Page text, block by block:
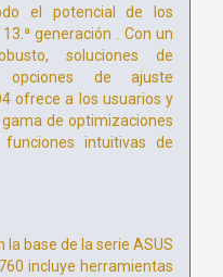
el potencial de los
generación . Con un
soluciones de
opciones de ajuste
ofrece a los usuarios y
de optimizaciones
intuitivas de
base de la serie ASUS
incluye herramientas